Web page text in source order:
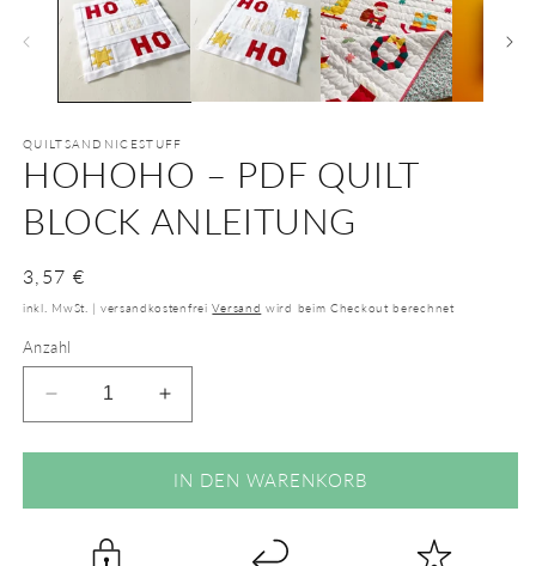
QUILTSANDNICESTUFF
HOHOHO – PDF QUILT
BLOCK ANLEITUNG
Normaler
Preis
3,57 €
inkl. MwSt. | versandkostenfreiVersand wird beim Checkout berechnet
Anzahl
Verringere
die
Menge
HoHoHo
Erhöhe
die
Menge
für
HoHoHo
IN DEN WARENKORB